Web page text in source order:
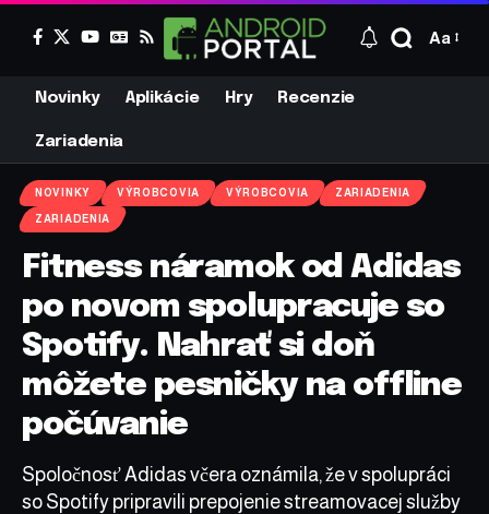
Aa
Novinky Aplikácie Hry Recenzie
Zariadenia
NOVINKY VÝROBCOVIA VÝROBCOVIA ZARIADENIA
ZARIADENIA
Fitness náramok od Adidas
po novom spolupracuje so
Spotify. Nahrať si doň
môžete pesničky na offline
počúvanie
Spoločnosť Adidas včera oznámila, že v spolupráci
so Spotify pripravili prepojenie streamovacej služby